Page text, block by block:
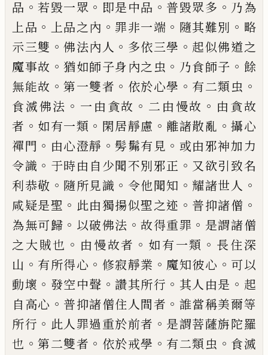
品 。若毀一眾 。 即是中品 。 普毀眾多 。 乃為
上品 。 上品之內 。 罪非一端 。 隨其難別 。 略
示三雙 。佛法內人 。 多依三學 。 起似佛道之
魔事故 。猶如師子身內之虫 。 乃食師子 。 餘
無能故 。第一雙者 。 依於心學 。 有二類虫 。
食滅佛法 。 一由貪故 。 二由慢故 。 由貪故
者 。 如有一類 。 閑居靜慮 。 離諸散亂 。攝心
禪門 。 由心澄靜 。髣髴有見 。 或由邪神加力
令識 。 于時由自少聞不別邪正 。 又欲引致名
利恭敬 。 隨所見識 。 令他聞知 。 耀諸世人 。
咸疑是聖 。 此由獨揚似聖之迹 。 普抑諸僧 。
為無可歸 。 以破佛法 。故得重罪 。 是謂諸僧
之大賊也 。 由慢故者 。 如有一類 。 長住深
山 。 有所得心 。 修寂靜業 。 魔知彼心 。 可以
動壞 。 發空中聲 。讚其所行 。 其人由是 。 起
自高心 。 普抑諸僧住人間者 。 誰當稱美爾等
所行 。 此人罪過重於前者 。 是謂菩薩旃陀羅
也 。第二雙者 。 依於戒學 。 有二類虫 。 食滅